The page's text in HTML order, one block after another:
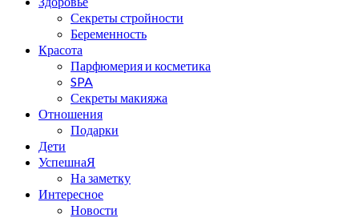
Секреты стройности
Беременность
Красота
Парфюмерия и косметика
SPA
Секреты макияжа
Отношения
Подарки
Дети
УспешнаЯ
На заметку
Интересное
Новости